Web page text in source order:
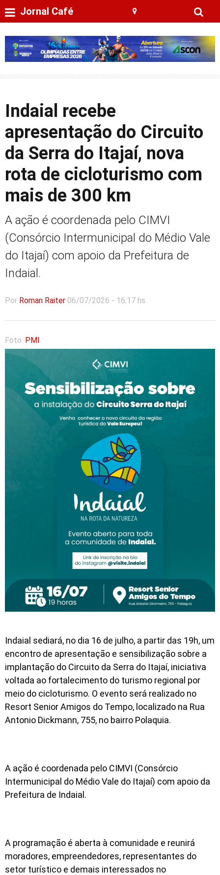
Jornal Café
Indaial recebe
apresentação do Circuito
da Serra do Itajaí, nova
rota de cicloturismo com
mais de 300 km
A ação é coordenada pelo CIMVI
(Consórcio Intermunicipal do Médio Vale
do Itajaí) com apoio da Prefeitura de
Indaial.
Por Roman Raiter 06/07/2026 - 16:17 hs
Foto: PMI
Indaial sediará, no dia 16 de julho, a partir das 19h, um
encontro de apresentação e sensibilização sobre a
implantação do Circuito da Serra do Itajaí, iniciativa
voltada ao fortalecimento do turismo regional por
meio do cicloturismo. O evento será realizado no
Resort Senior Amigos do Tempo, localizado na Rua
Antonio Dickmann, 755, no bairro Polaquia.
A ação é coordenada pelo CIMVI (Consórcio
Intermunicipal do Médio Vale do Itajaí) com apoio da
Prefeitura de Indaial.
A programação é aberta à comunidade e reunirá
moradores, empreendedores, representantes do
setor turístico e demais interessados no